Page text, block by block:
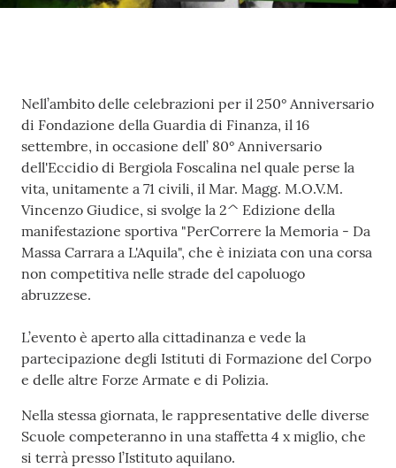
Contenuto
Nell’ambito delle celebrazioni per il 250° Anniversario
di Fondazione della Guardia di Finanza, il 16
settembre, in occasione dell’ 80° Anniversario
dell'Eccidio di Bergiola Foscalina nel quale perse la
vita, unitamente a 71 civili, il Mar. Magg. M.O.V.M.
Vincenzo Giudice, si svolge la 2^ Edizione della
manifestazione sportiva "PerCorrere la Memoria - Da
Massa Carrara a L'Aquila", che è iniziata con una corsa
non competitiva nelle strade del capoluogo
abruzzese.
L’evento è aperto alla cittadinanza e vede la
partecipazione degli Istituti di Formazione del Corpo
e delle altre Forze Armate e di Polizia.
Nella stessa giornata, le rappresentative delle diverse
Scuole competeranno in una staffetta 4 x miglio, che
si terrà presso l’Istituto aquilano.